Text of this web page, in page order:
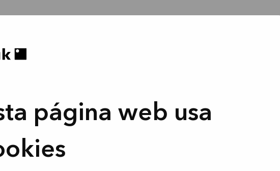
página web usa